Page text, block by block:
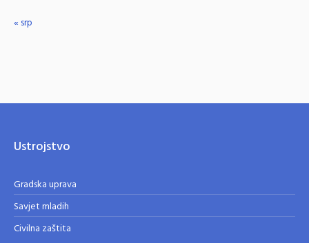
« srp
Ustrojstvo
Gradska uprava
Savjet mladih
Civilna zaštita